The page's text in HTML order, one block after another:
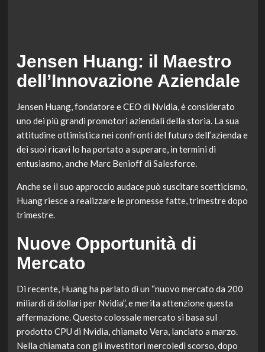
Jensen Huang: il Maestro
dell’Innovazione Aziendale
Jensen Huang, fondatore e CEO di Nvidia, è considerato
uno dei più grandi promotori aziendali della storia. La sua
attitudine ottimistica nei confronti del futuro dell’azienda e
dei suoi ricavi lo ha portato a superare, in termini di
entusiasmo, anche Marc Benioff di Salesforce.
Anche se il suo approccio audace può suscitare scetticismo,
Huang riesce a realizzare le promesse fatte, trimestre dopo
trimestre.
Nuove Opportunità di
Mercato
Di recente, Huang ha parlato di un “nuovo mercato da 200
miliardi di dollari per Nvidia”, e merita attenzione questa
affermazione. Questo colossale mercato si basa sul
prodotto CPU di Nvidia, chiamato Vera, lanciato a marzo.
Nella chiamata con gli investitori mercoledì scorso, dopo